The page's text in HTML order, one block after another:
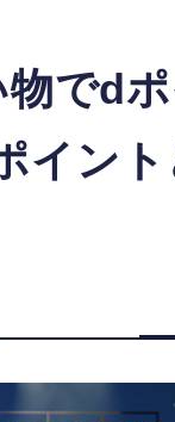
でd
イン